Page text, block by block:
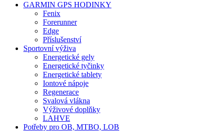
GARMIN GPS HODINKY
Fenix
Forerunner
Edge
Příslušenství
Sportovní výživa
Energetické gely
Energetické tyčinky
Energetické tablety
Iontové nápoje
Regenerace
Svalová vlákna
Výživové doplňky
LAHVE
Potřeby pro OB, MTBO, LOB